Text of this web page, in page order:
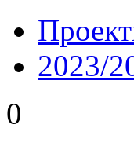
2023/
0